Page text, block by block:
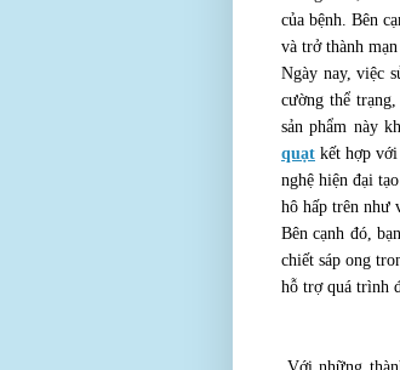
của bệnh. Bên
và trở thành
Ngày nay, việc
cường thể
sản phẩm này
quạt kết hợp
nghệ hiện đại
hô hấp trên như
Bên cạnh đó,
chiết sáp ong
hỗ trợ quá trình